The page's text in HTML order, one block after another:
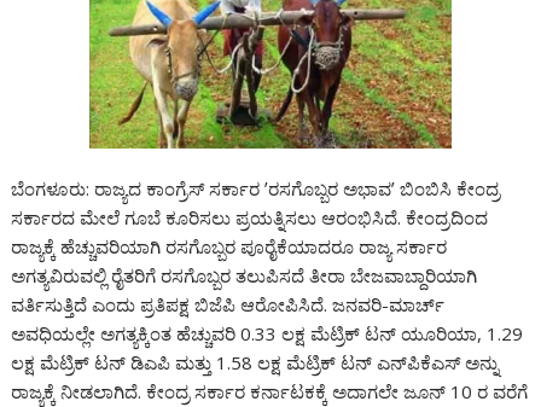
ಬೆಂಗಳೂರು: ರಾಜ್ಯದ ಕಾಂಗ್ರೆಸ್ ಸರ್ಕಾರ ʼರಸಗೊಬ್ಬರ ಅಭಾವʼ ಬಿಂಬಿಸಿ ಕೇಂದ್ರ
ಸರ್ಕಾರದ ಮೇಲೆ ಗೂಬೆ ಕೂರಿಸಲು ಪ್ರಯತ್ನಿಸಲು ಆರಂಭಿಸಿದೆ. ಕೇಂದ್ರದಿಂದ
ರಾಜ್ಯಕ್ಕೆ ಹೆಚ್ಚುವರಿಯಾಗಿ ರಸಗೊಬ್ಬರ ಪೂರೈಕೆಯಾದರೂ ರಾಜ್ಯ ಸರ್ಕಾರ
ಅಗತ್ಯವಿರುವಲ್ಲಿ ರೈತರಿಗೆ ರಸಗೊಬ್ಬರ ತಲುಪಿಸದೆ ತೀರಾ ಬೇಜವಾಬ್ದಾರಿಯಾಗಿ
ವರ್ತಿಸುತ್ತಿದೆ ಎಂದು ಪ್ರತಿಪಕ್ಷ ಬಿಜೆಪಿ ಆರೋಪಿಸಿದೆ. ಜನವರಿ-ಮಾರ್ಚ್
ಅವಧಿಯಲ್ಲೇ ಅಗತ್ಯಕ್ಕಿಂತ ಹೆಚ್ಚುವರಿ 0.33 ಲಕ್ಷ ಮೆಟ್ರಿಕ್ ಟನ್ ಯೂರಿಯಾ, 1.29
ಲಕ್ಷ ಮೆಟ್ರಿಕ್ ಟನ್ ಡಿಎಪಿ ಮತ್ತು 1.58 ಲಕ್ಷ ಮೆಟ್ರಿಕ್ ಟನ್ ಎನ್‌ಪಿಕೆಎಸ್ ಅನ್ನು
ರಾಜ್ಯಕ್ಕೆ ನೀಡಲಾಗಿದೆ. ಕೇಂದ್ರ ಸರ್ಕಾರ ಕರ್ನಾಟಕಕ್ಕೆ ಅದಾಗಲೇ ಜೂನ್‌ 10 ರ ವರೆಗೆ